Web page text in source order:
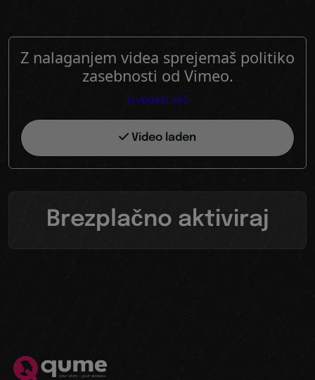
Z nalaganjem videa sprejemaš politiko
zasebnosti od Vimeo.
Izvedeti več
Video laden
Brezplačno aktiviraj